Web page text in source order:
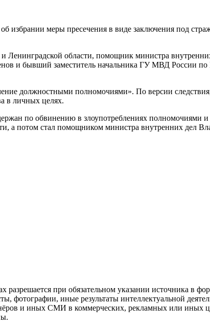
меры пресечения в виде заключения под
Ленинградской области, помощник министра
и бывший заместитель начальника ГУ МВД России по
должностными полномочиями». По версии
в личных целях.
по обвинению в злоупотреблениях
а потом стал помощником министра внутренних дел
при обязательном указании источника в
фотографии, иные результаты интеллектуальной
и иных СМИ в коммерческих, рекламных или иных